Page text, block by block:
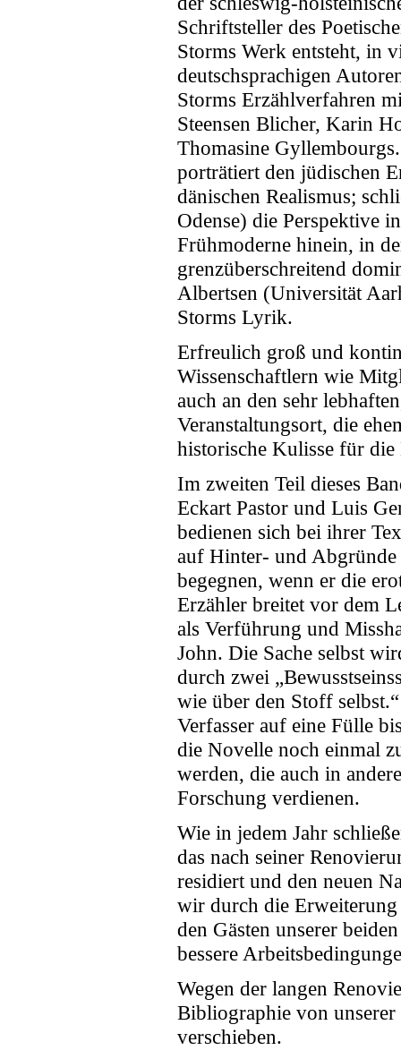
Schriftsteller des
Storms Werk entsteht, in
deutschsprachigen
Storms Erzählverfahren
Steensen Blicher, Karin
Thomasine
porträtiert den jüdischen
dänischen Realismus;
Odense) die Perspektive
Frühmoderne hinein, in
grenzüberschreitend
Albertsen (Universität
Storms Lyrik.
Erfreulich groß und
Wissenschaftlern wie
auch an den sehr
Veranstaltungsort, die
historische Kulisse für die
Im zweiten Teil dieses
Eckart Pastor und Luis
bedienen sich bei ihrer
auf Hinter- und
begegnen, wenn er die
Erzähler breitet vor dem
als Verführung und
John. Die Sache selbst
durch zwei
wie über den Stoff
Verfasser auf eine Fülle
die Novelle noch einmal
werden, die auch in
Forschung verdienen.
Wie in jedem Jahr
das nach seiner
residiert und den neuen
wir durch die Erweiterung
den Gästen unserer
bessere
Wegen der langen
Bibliographie von unserer
verschieben.